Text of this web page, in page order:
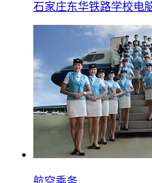
石家庄东华铁路学校电